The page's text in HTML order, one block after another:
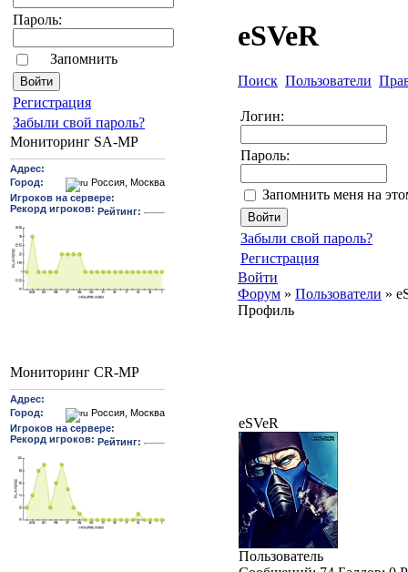
Пароль:
Запомнить
Pегиcтрaция
Забыли свой пароль?
Мониторинг SA-MP
Мониторинг CR-MP
eSVeR
Поиск Пользователи
Логин:
Пароль:
Запомнить меня на
Забыли свой пароль?
Регистрация
Войти
Форум » Пользователи »
Профиль
eSVeR
Пользователь